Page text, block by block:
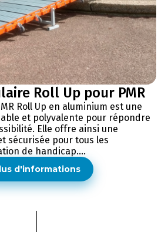
Roll Up pour PMR
Roll Up en aluminium est une
et polyvalente pour répondre
Elle offre ainsi une
sécurisée pour tous les
de handicap....
d'informations